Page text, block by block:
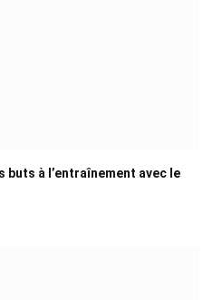
à l’entraînement avec le